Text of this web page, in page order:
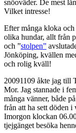
snöoväder. De mest
Vilket intresse!
Efter många kloka
olika hundar, allt från
och ”stolpen”
Jönköping, kvällen
och rolig kväll!
20091109 åkte jag till
Mor. Jag stannade i
många vänner, både
från att ha sett döden
Imorgon klockan
tjejgänget besöka